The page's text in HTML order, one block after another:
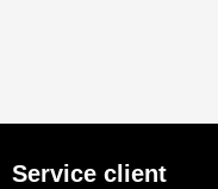
Service client